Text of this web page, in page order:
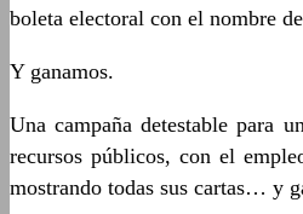
boleta electoral con el nombre
Y ganamos.
Una campaña detestable para
recursos públicos, con el
mostrando todas sus cartas… y